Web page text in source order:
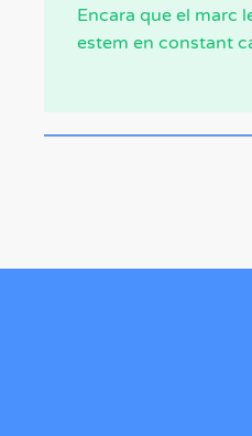
Encara que el marc
estem en constant